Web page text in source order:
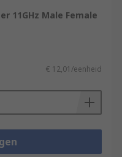
11GHz Male Female
€ 12,01/eenheid